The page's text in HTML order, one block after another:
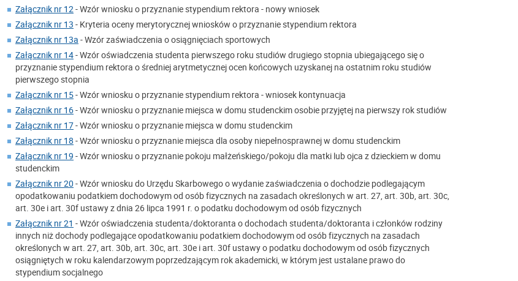
Załącznik nr 12- Wzór wniosku o przyznanie stypendium rektora - nowy wniosek
Załącznik nr 13 - Kryteria oceny merytorycznej wniosków o przyznanie stypendium rektora
Załącznik nr 13a - Wzór zaświadczenia o osiągnięciach sportowych
Załącznik nr 14- Wzór oświadczenia studenta pierwszego roku studiów drugiego stopnia ubiegającego się o
przyznanie stypendium rektora o średniej arytmetycznej ocen końcowych uzyskanej na ostatnim roku studiów
pierwszego stopnia
Załącznik nr 15- Wzór wniosku o przyznanie stypendium rektora - wniosek kontynuacja
Załącznik nr 16- Wzór wniosku o przyznanie miejsca w domu studenckim osobie przyjętej na pierwszy rok studiów
Załącznik nr 17- Wzór wniosku o przyznanie miejsca w domu studenckim
Załącznik nr 18 - Wzór wniosku o przyznanie miejsca dla osoby niepełnosprawnej w domu studenckim
Załącznik nr 19 - Wzór wniosku o przyznanie pokoju małżeńskiego/pokoju dla matki lub ojca z dzieckiem w domu
studenckim
Załącznik nr 20 - Wzór wniosku do Urzędu Skarbowego o wydanie zaświadczenia o dochodzie podlegającym
opodatkowaniu podatkiem dochodowym od osób fizycznych na zasadach określonych w art. 27, art. 30b, art. 30c,
art. 30e i art. 30f ustawy z dnia 26 lipca 1991 r. o podatku dochodowym od osób fizycznych
Załącznik nr 21 - Wzór oświadczenia studenta/doktoranta o dochodach studenta/doktoranta i członków rodziny
innych niż dochody podlegające opodatkowaniu podatkiem dochodowym od osób fizycznych na zasadach
określonych w art. 27, art. 30b, art. 30c, art. 30e i art. 30f ustawy o podatku dochodowym od osób fizycznych
osiągniętych w roku kalendarzowym poprzedzającym rok akademicki, w którym jest ustalane prawo do
stypendium socjalnego